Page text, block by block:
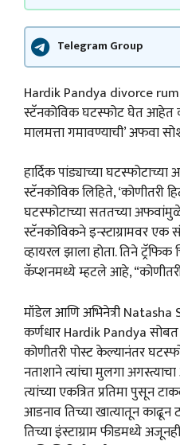
Telegram Group
Hardik Pandya divorce
स्टॅनकोविक घटस्फोट घेत आहेत
मालमत्ता गमावण्याची’ अफवा
हार्दिक पांड्याच्या घटस्फोटाच्या
स्टॅनकोविक लिहिते, ‘कोणीतरी
घटस्फोटाच्या सततच्या अफवांमुळे
स्टॅनकोविकने इन्स्टाग्रामवर
व्हायरल झाला होता. तिने
कॅप्शनमध्ये म्हटले आहे,
मॉडेल आणि अभिनेत्री
कर्णधार Hardik Pandya
कोणीतरी पोस्ट केल्यानंतर
नताशाने त्यांचा मुलगा
त्यांच्या एकत्रित प्रतिमा पुसून
आडनाव तिच्या खात्यातून काढून
तिच्या इंस्टाग्राम फीडमध्ये